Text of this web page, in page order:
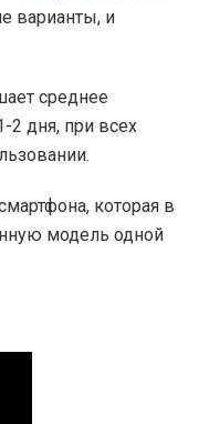
варианты, и
среднее
2 дня, при всех
которая в
модель одной